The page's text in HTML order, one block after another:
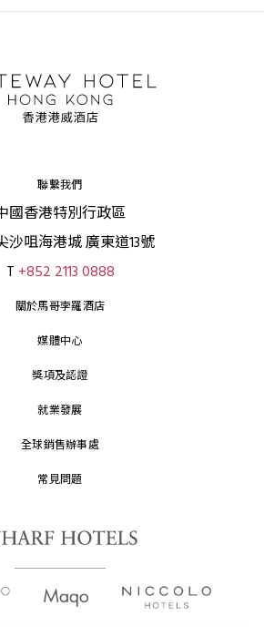
聯繫我們
國香港特別行政區
沙咀海港城 廣東道13號
T +852 2113 0888
關於馬哥孛羅酒店
媒體中心
獎項及認證
就業發展
全球銷售辦事處
常見問題